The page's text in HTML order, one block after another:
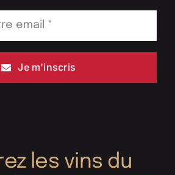
Je m'inscris
les vins du